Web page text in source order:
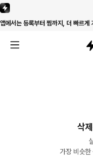
앱에서는 등록부터 찜까지, 더 빠르게
삭
가장 비슷한